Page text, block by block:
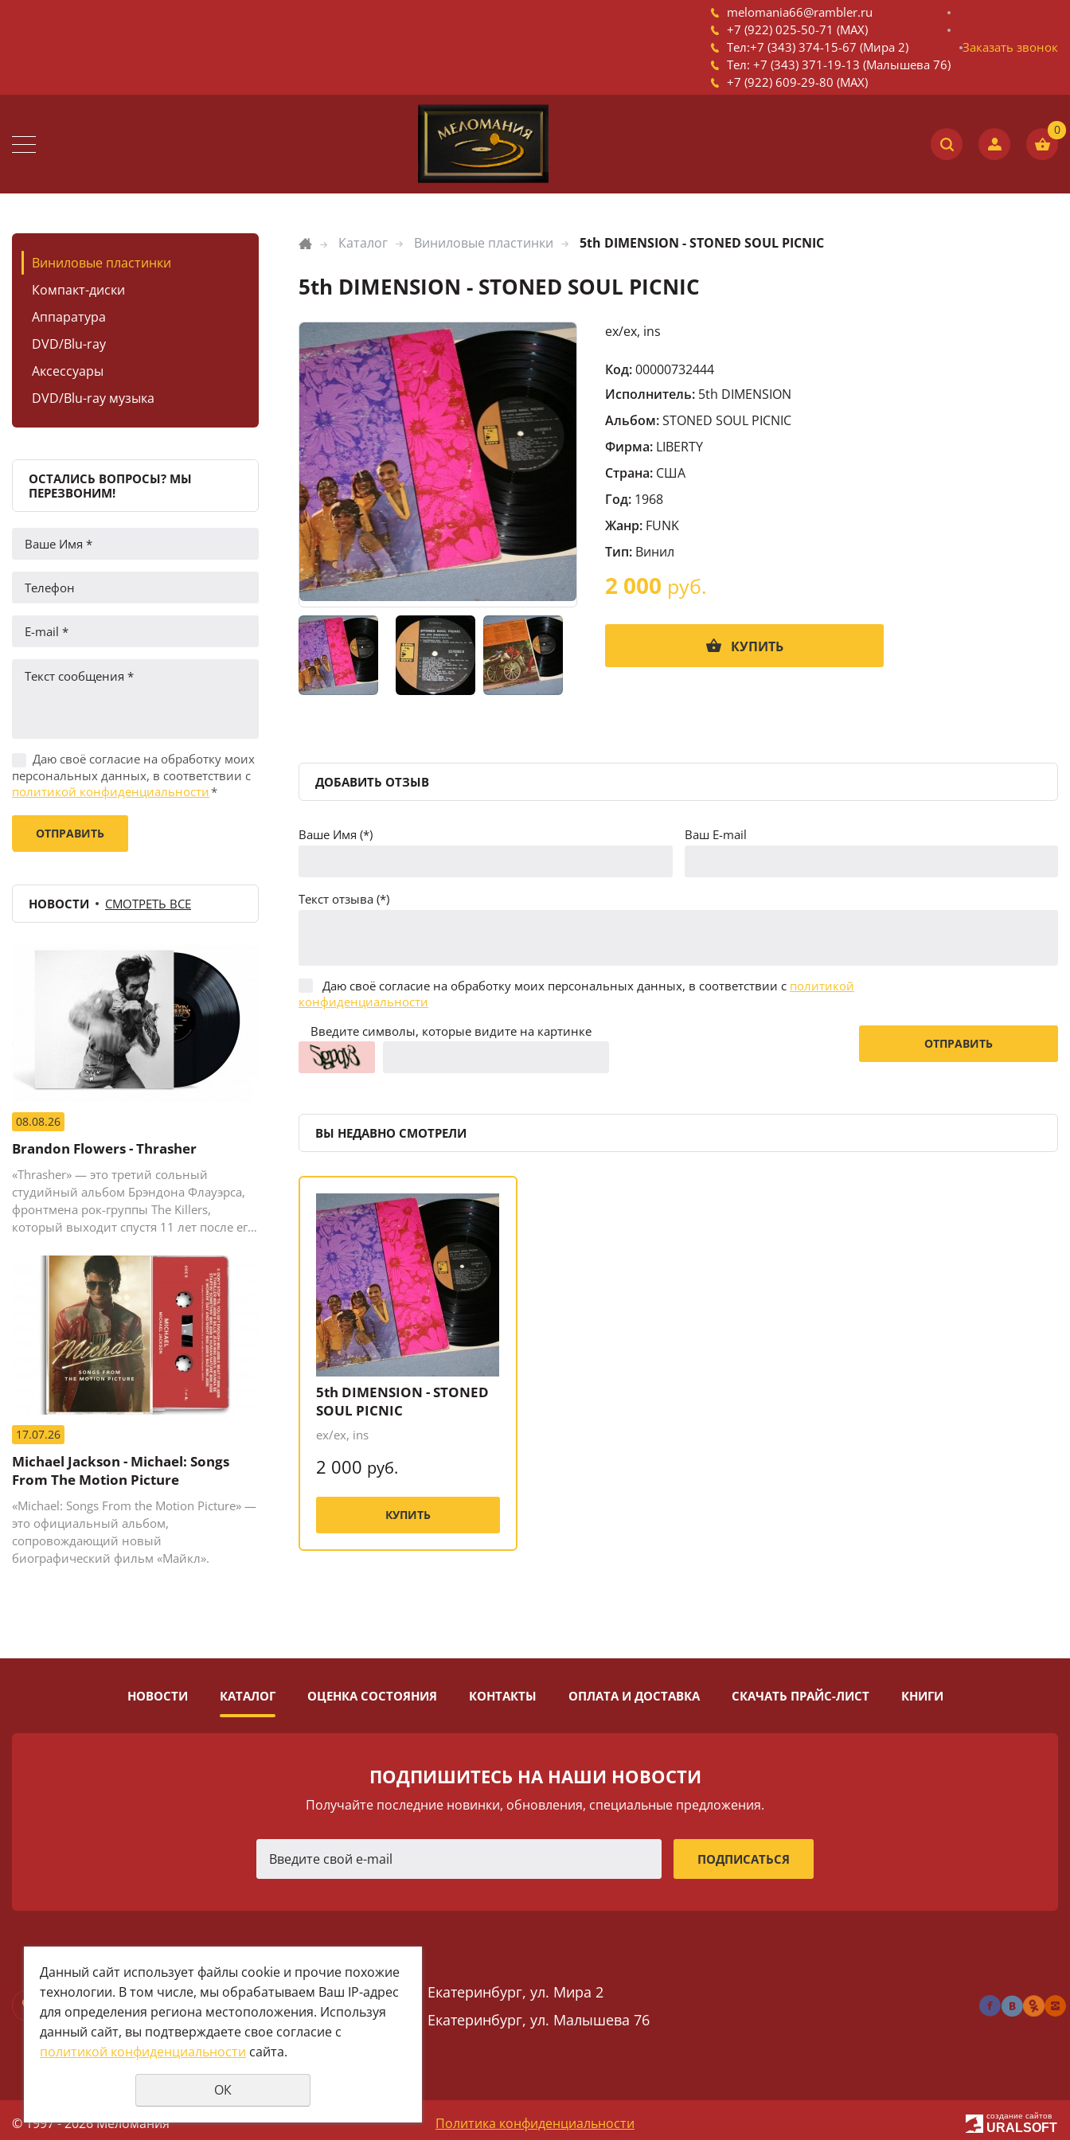
melomania66@rambler.ru
+7 (922) 025-50-71 (MAX)
Тел:+7 (343) 374-15-67 (Мира 2)
Тел: +7 (343) 371-19-13 (Малышева 76)
+7 (922) 609-29-80 (MAX)
Заказать звонок
Виниловые пластинки
Компакт-диски
Аппаратура
DVD/Blu-ray
Аксессуары
DVD/Blu-ray музыка
ОСТАЛИСЬ ВОПРОСЫ? МЫ
ПЕРЕЗВОНИМ!
Даю своё согласие на обработку моих
персональных данных, в соответствии с
политикой конфиденциальности*
НОВОСТИ СМОТРЕТЬ ВСЕ
08.08.26
Brandon Flowers - Thrasher
«Thrasher» — это третий сольный
студийный альбом Брэндона Флауэрса,
фронтмена рок-группы The Killers,
который выходит спустя 11 лет после его
Desired Effect (2015).
17.07.26
Michael Jackson - Michael: Songs
From The Motion Picture
«Michael: Songs From the Motion Picture» —
это официальный альбом,
сопровождающий новый
биографический фильм «Майкл».
Каталог Виниловые пластинки 5th DIMENSION - STONED SOUL PICNIC
5th DIMENSION - STONED SOUL PICNIC
ex/ex, ins
Код:00000732444
Исполнитель: 5th DIMENSION
Альбом:STONED SOUL PICNIC
Фирма: LIBERTY
Страна: США
Год: 1968
Жанр: FUNK
Тип: Винил
2 000 руб.
КУПИТЬ
ДОБАВИТЬ ОТЗЫВ
Ваше Имя (*) Ваш E-mail
Текст отзыва (*)
Даю своё согласие на обработку моих персональных данных, в соответствии с политикой
конфиденциальности
Введите символы, которые видите на картинке
ВЫ НЕДАВНО СМОТРЕЛИ
5th DIMENSION - STONED
SOUL PICNIC
ex/ex, ins
2 000 руб.
КУПИТЬ
НОВОСТИ КАТАЛОГ ОЦЕНКА СОСТОЯНИЯ КОНТАКТЫ ОПЛАТА И ДОСТАВКА СКАЧАТЬ ПРАЙС-ЛИСТ КНИГИ
ПОДПИШИТЕСЬ НА НАШИ НОВОСТИ
Получайте последние новинки, обновления, специальные предложения.
+7 (922) 025-50-71 (MAX)
Тел:+7 (343) 374-15-67 (Мира 2)
Тел: +7 (343) 371-19-13 (Малышева 76)
+7 (922) 609-29-80 (MAX)
Екатеринбург, ул. Мира 2
Екатеринбург, ул. Малышева 76
© 1997 - 2026 Меломания Политика конфиденциальности создание сайтов
URALSOFT
Данный сайт использует файлы cookie и прочие похожие
технологии. В том числе, мы обрабатываем Ваш IP-адрес
для определения региона местоположения. Используя
данный сайт, вы подтверждаете свое согласие с
политикой конфиденциальности сайта.
ОК